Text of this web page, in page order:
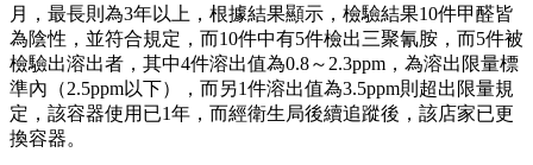
月，最長則為3年以上，根據結果顯示，檢驗結果10件甲醛皆
為陰性，並符合規定，而10件中有5件檢出三聚氰胺，而5件被
檢驗出溶出者，其中4件溶出值為0.8～2.3ppm，為溶出限量標
準內（2.5ppm以下），而另1件溶出值為3.5ppm則超出限量規
定，該容器使用已1年，而經衛生局後續追蹤後，該店家已更
換容器。